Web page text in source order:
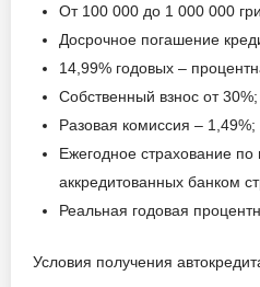
От 100 000 до 1 000 000
Досрочное погашение
14,99% годовых –
Собственный взнос от 30%;
Разовая комиссия – 1,49%;
Ежегодное страхование
аккредитованных банком
Реальная годовая
Условия получения